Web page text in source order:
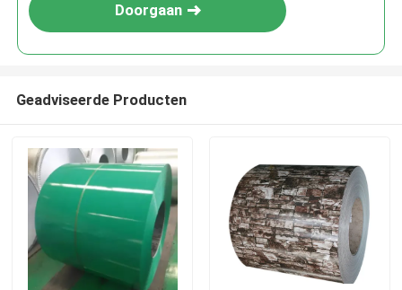
Doorgaan
Geadviseerde Producten